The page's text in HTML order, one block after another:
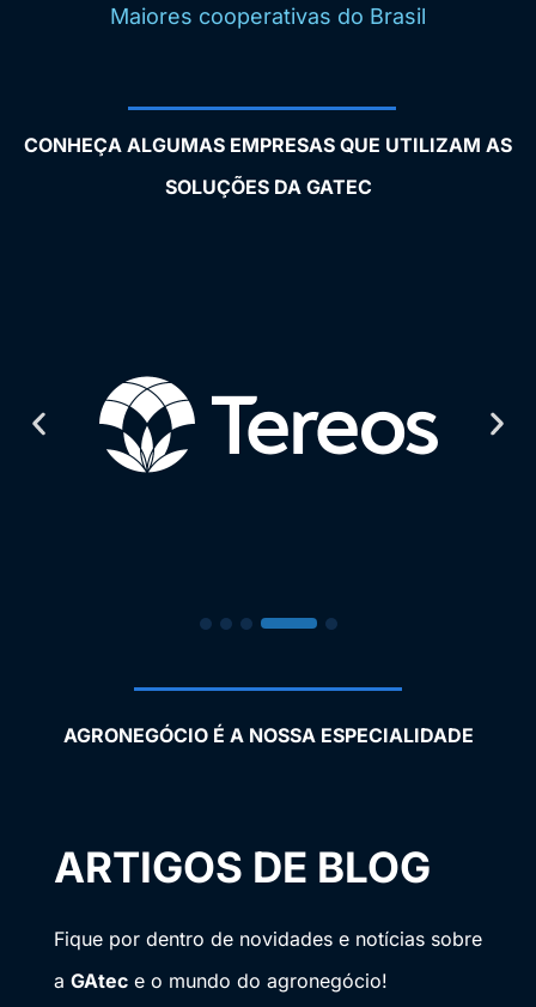
Maiores cooperativas do Brasil
CONHEÇA ALGUMAS EMPRESAS QUE UTILIZAM AS
SOLUÇÕES DA GATEC
AGRONEGÓCIO É A NOSSA ESPECIALIDADE
ARTIGOS DE BLOG
Fique por dentro de novidades e notícias sobre
a GAtece o mundo do agronegócio!